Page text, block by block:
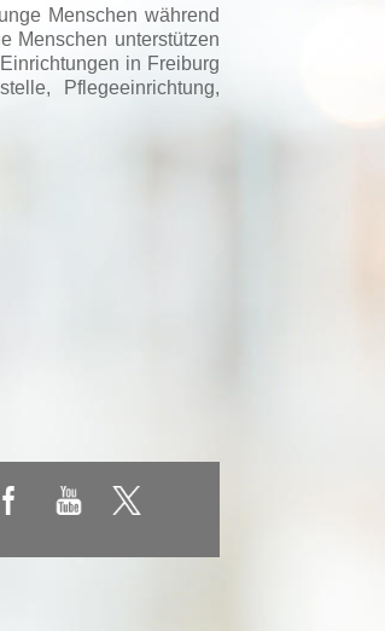
Menschen während
Menschen unterstützen
in Freiburg
Pflegeeinrichtung,